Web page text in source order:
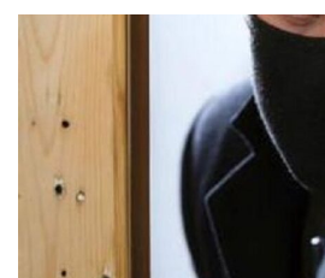
at
p
p
c
e
b
tt
n
o
kl
a
ss
e